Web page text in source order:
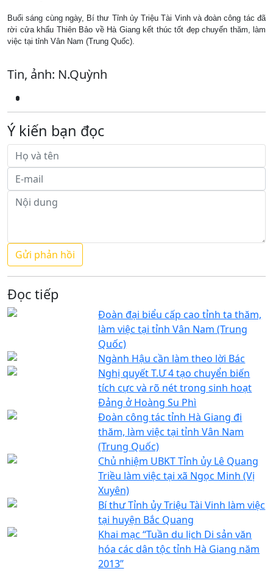
Buổi sáng cùng ngày, Bí thư Tỉnh ủy Triệu Tài Vinh và đoàn công tác đã
rời cửa khẩu Thiên Bảo về Hà Giang kết thúc tốt đẹp chuyến thăm, làm
việc tại tỉnh Vân Nam (Trung Quốc).
Tin, ảnh: N.Quỳnh
Ý kiến bạn đọc
Đọc tiếp
Đoàn đại biểu cấp cao tỉnh ta thăm,
làm việc tại tỉnh Vân Nam (Trung
Quốc)
Ngành Hậu cần làm theo lời Bác
Nghị quyết T.Ư 4 tạo chuyển biến
tích cực và rõ nét trong sinh hoạt
Đảng ở Hoàng Su Phì
Đoàn công tác tỉnh Hà Giang đi
thăm, làm việc tại tỉnh Vân Nam
(Trung Quốc)
Chủ nhiệm UBKT Tỉnh ủy Lê Quang
Triều làm việc tại xã Ngọc Minh (Vị
Xuyên)
Bí thư Tỉnh ủy Triệu Tài Vinh làm việc
tại huyện Bắc Quang
Khai mạc “Tuần du lịch Di sản văn
hóa các dân tộc tỉnh Hà Giang năm
2013”